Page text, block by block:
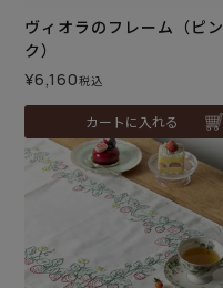
ヴィオラのフレーム（ピン
ク）
¥6,160税込
カートに入れる